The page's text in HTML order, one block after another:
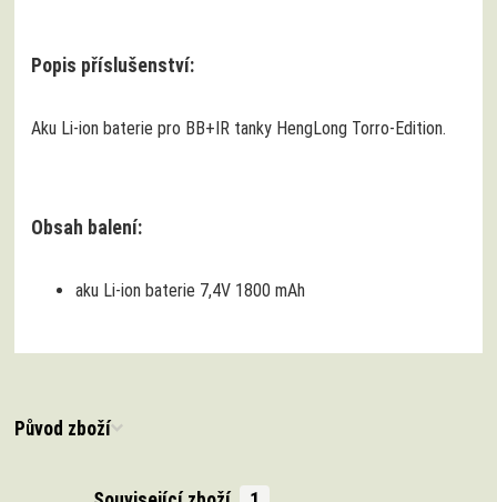
Popis příslušenství:
Aku Li-ion baterie pro BB+IR tanky HengLong Torro-Edition.
Obsah balení:
aku Li-ion baterie 7,4V 1800 mAh
Původ zboží